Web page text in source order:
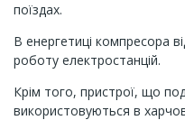
поїздах.
В енергетиці компресора
роботу електростанцій.
Крім того, пристрої, що
використовуються в